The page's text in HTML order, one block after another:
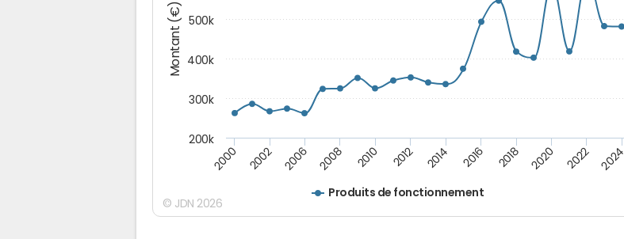
Montant (€)
Produits de fonctionnement
2000 2002 2006 2008 2010 2012 2014 2016 2018 2020 2022 2024
200k
300k
400k
500k
© JDN 2026